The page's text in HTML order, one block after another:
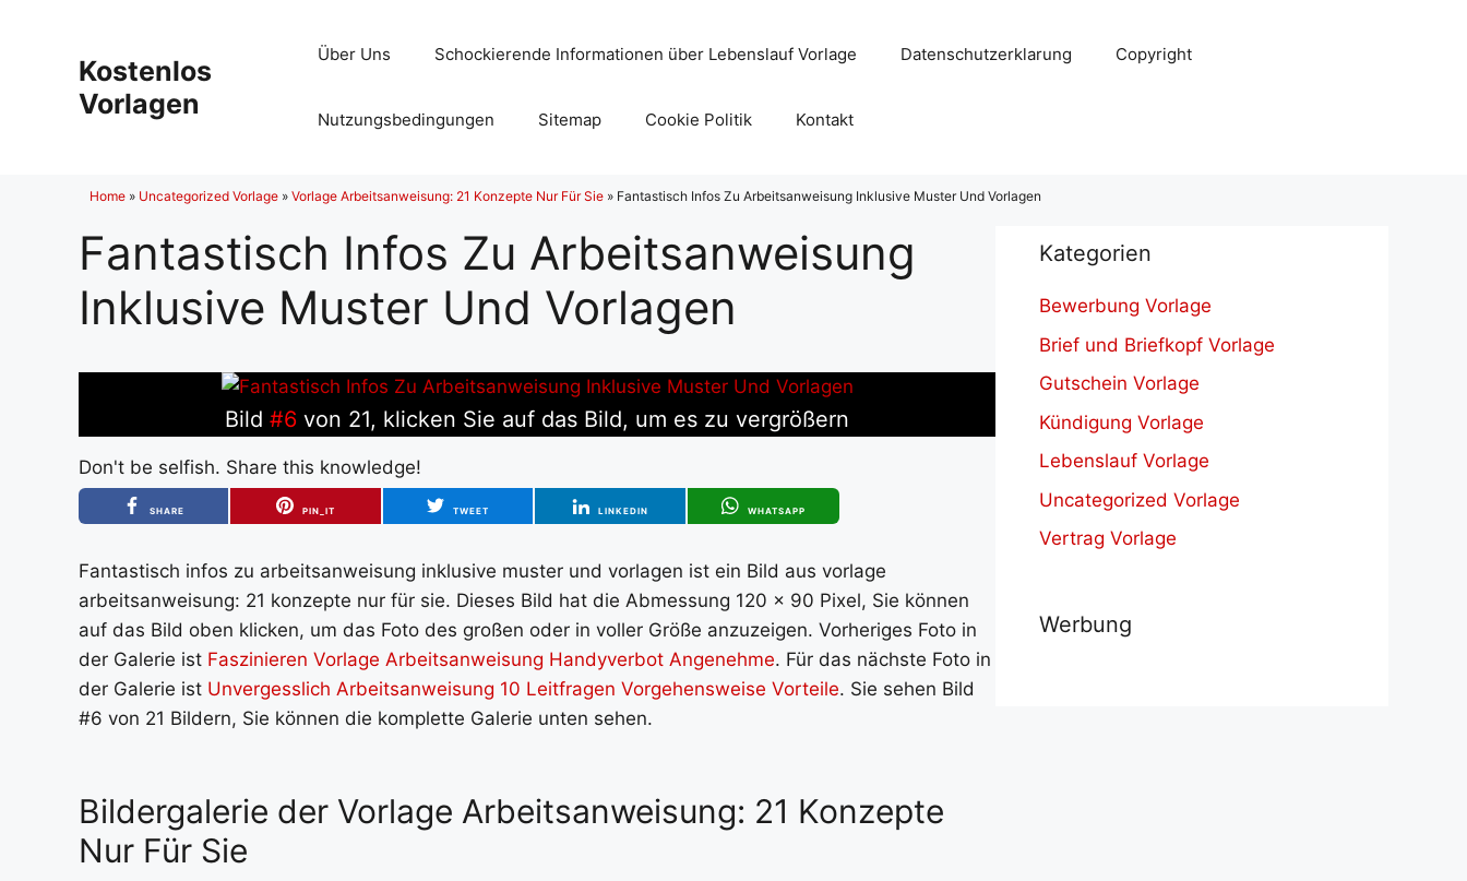
Kostenlos
Vorlagen
Über Uns Schockierende Informationen über Lebenslauf Vorlage Datenschutzerklarung Copyright
Nutzungsbedingungen Sitemap Cookie Politik Kontakt
Home » Uncategorized Vorlage » Vorlage Arbeitsanweisung: 21 Konzepte Nur Für Sie » Fantastisch Infos Zu Arbeitsanweisung Inklusive Muster Und Vorlagen
Fantastisch Infos Zu Arbeitsanweisung
Inklusive Muster Und Vorlagen
Bild #6 von 21, klicken Sie auf das Bild, um es zu vergrößern
Don't be selfish. Share this knowledge!
SHARE PIN_IT TWEET LINKEDIN WHATSAPP
Fantastisch infos zu arbeitsanweisung inklusive muster und vorlagen ist ein Bild aus vorlage
arbeitsanweisung: 21 konzepte nur für sie. Dieses Bild hat die Abmessung 120 x 90 Pixel, Sie können
auf das Bild oben klicken, um das Foto des großen oder in voller Größe anzuzeigen. Vorheriges Foto in
der Galerie ist Faszinieren Vorlage Arbeitsanweisung Handyverbot Angenehme. Für das nächste Foto in
der Galerie ist Unvergesslich Arbeitsanweisung 10 Leitfragen Vorgehensweise Vorteile. Sie sehen Bild
#6 von 21 Bildern, Sie können die komplette Galerie unten sehen.
Bildergalerie der Vorlage Arbeitsanweisung: 21 Konzepte
Nur Für Sie
Kategorien
Bewerbung Vorlage
Brief und Briefkopf Vorlage
Gutschein Vorlage
Kündigung Vorlage
Lebenslauf Vorlage
Uncategorized Vorlage
Vertrag Vorlage
Werbung